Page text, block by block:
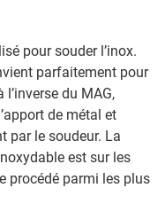
pour souder l’inox.
parfaitement pour
du MAG,
de métal et
par le soudeur. La
est sur les
procédé parmi les plus